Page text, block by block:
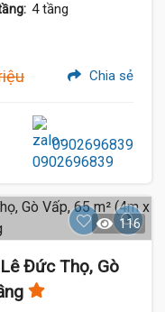
4 tầng
Chia sẻ
0902696839
116
Đức Thọ, Gò